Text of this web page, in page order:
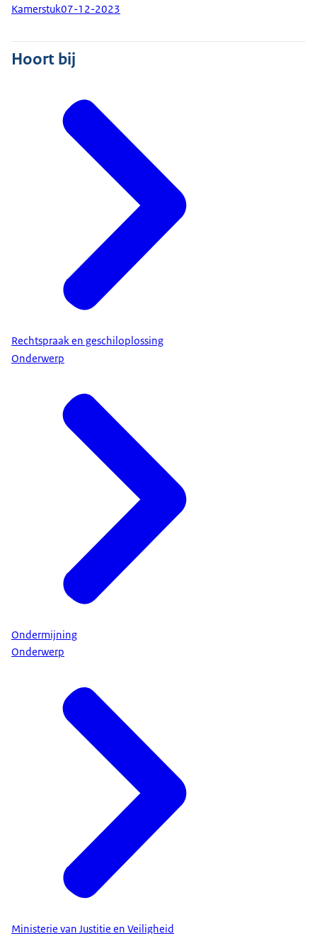
Kamerstuk07-12-2023
Hoort bij
Rechtspraak en geschiloplossing
Onderwerp
Ondermijning
Onderwerp
Ministerie van Justitie en Veiligheid